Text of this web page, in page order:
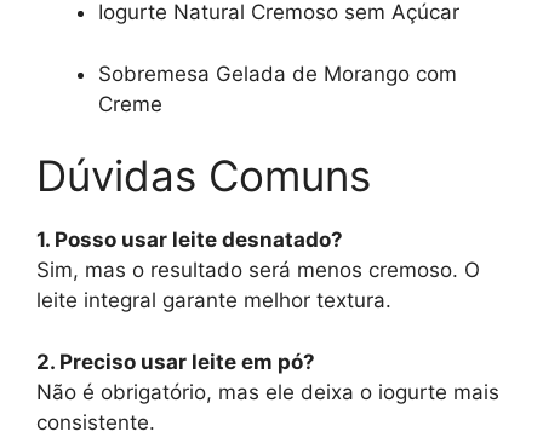
Iogurte Natural Cremoso sem Açúcar
Sobremesa Gelada de Morango com
Creme
Dúvidas Comuns
1. Posso usar leite desnatado?
Sim, mas o resultado será menos cremoso. O
leite integral garante melhor textura.
2. Preciso usar leite em pó?
Não é obrigatório, mas ele deixa o iogurte mais
consistente.